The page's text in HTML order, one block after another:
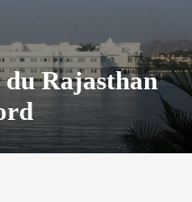
Rajasthan